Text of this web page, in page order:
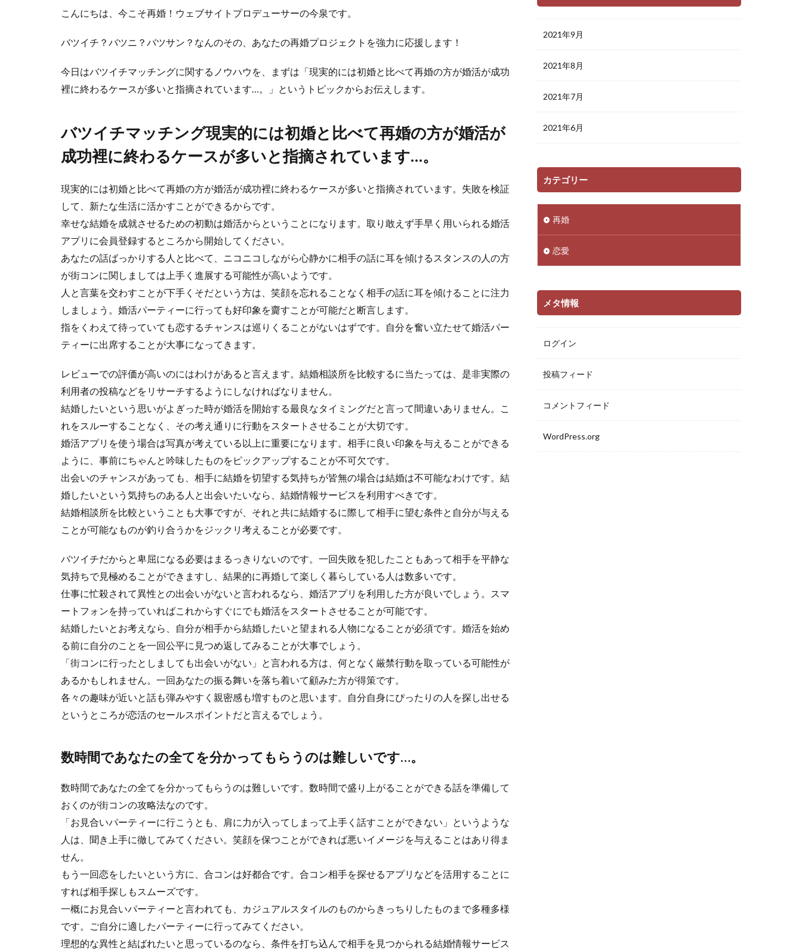
こんにちは、今こそ再婚！ウェブサイトプロデューサーの今泉です。
バツイチ？バツニ？バツサン？なんのその、あなたの再婚プロジェクトを強力に応援します！
今日はバツイチマッチングに関するノウハウを、まずは「現実的には初婚と比べて再婚の方が婚活が成功
裡に終わるケースが多いと指摘されています…。」というトピックからお伝えします。
バツイチマッチング現実的には初婚と比べて再婚の方が婚活が
成功裡に終わるケースが多いと指摘されています…。
現実的には初婚と比べて再婚の方が婚活が成功裡に終わるケースが多いと指摘されています。失敗を検証
して、新たな生活に活かすことができるからです。
幸せな結婚を成就させるための初動は婚活からということになります。取り敢えず手早く用いられる婚活
アプリに会員登録するところから開始してください。
あなたの話ばっかりする人と比べて、ニコニコしながら心静かに相手の話に耳を傾けるスタンスの人の方
が街コンに関しましては上手く進展する可能性が高いようです。
人と言葉を交わすことが下手くそだという方は、笑顔を忘れることなく相手の話に耳を傾けることに注力
しましょう。婚活パーティーに行っても好印象を齎すことが可能だと断言します。
指をくわえて待っていても恋するチャンスは巡りくることがないはずです。自分を奮い立たせて婚活パー
ティーに出席することが大事になってきます。
レビューでの評価が高いのにはわけがあると言えます。結婚相談所を比較するに当たっては、是非実際の
利用者の投稿などをリサーチするようにしなければなりません。
結婚したいという思いがよぎった時が婚活を開始する最良なタイミングだと言って間違いありません。こ
れをスルーすることなく、その考え通りに行動をスタートさせることが大切です。
婚活アプリを使う場合は写真が考えている以上に重要になります。相手に良い印象を与えることができる
ように、事前にちゃんと吟味したものをピックアップすることが不可欠です。
出会いのチャンスがあっても、相手に結婚を切望する気持ちが皆無の場合は結婚は不可能なわけです。結
婚したいという気持ちのある人と出会いたいなら、結婚情報サービスを利用すべきです。
結婚相談所を比較ということも大事ですが、それと共に結婚するに際して相手に望む条件と自分が与える
ことが可能なものが釣り合うかをジックリ考えることが必要です。
バツイチだからと卑屈になる必要はまるっきりないのです。一回失敗を犯したこともあって相手を平静な
気持ちで見極めることができますし、結果的に再婚して楽しく暮らしている人は数多いです。
仕事に忙殺されて異性との出会いがないと言われるなら、婚活アプリを利用した方が良いでしょう。スマ
ートフォンを持っていればこれからすぐにでも婚活をスタートさせることが可能です。
結婚したいとお考えなら、自分が相手から結婚したいと望まれる人物になることが必須です。婚活を始め
る前に自分のことを一回公平に見つめ返してみることが大事でしょう。
「街コンに行ったとしましても出会いがない」と言われる方は、何となく厳禁行動を取っている可能性が
あるかもしれません。一回あなたの振る舞いを落ち着いて顧みた方が得策です。
各々の趣味が近いと話も弾みやすく親密感も増すものと思います。自分自身にぴったりの人を探し出せる
というところが恋活のセールスポイントだと言えるでしょう。
数時間であなたの全てを分かってもらうのは難しいです…。
数時間であなたの全てを分かってもらうのは難しいです。数時間で盛り上がることができる話を準備して
おくのが街コンの攻略法なのです。
「お見合いパーティーに行こうとも、肩に力が入ってしまって上手く話すことができない」というような
人は、聞き上手に徹してみてください。笑顔を保つことができれば悪いイメージを与えることはあり得ま
せん。
もう一回恋をしたいという方に、合コンは好都合です。合コン相手を探せるアプリなどを活用することに
すれば相手探しもスムーズです。
一概にお見合いパーティーと言われても、カジュアルスタイルのものからきっちりしたものまで多種多様
です。ご自分に適したパーティーに行ってみてください。
理想的な異性と結ばれたいと思っているのなら、条件を打ち込んで相手を見つかられる結婚情報サービス
2021年9月
2021年8月
2021年7月
2021年6月
カテゴリー
再婚
恋愛
メタ情報
ログイン
投稿フィード
コメントフィード
WordPress.org